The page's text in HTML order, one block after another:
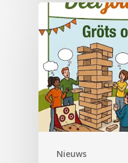
Nieuws